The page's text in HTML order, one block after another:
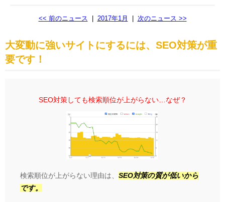
<< 前のニュース 2017年1月 次のニュース >>
大変動に強いサイトにするには、SEO対策が重
要です！
SEO対策しても検索順位が上がらない…なぜ？
検索順位が上がらない理由は、 SEO対策の質が低いから
です。